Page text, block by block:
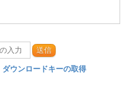
送信
ダウンロードキーの取得